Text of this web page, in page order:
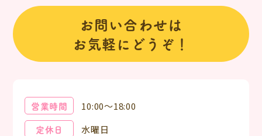
お問い合わせは
お気軽にどうぞ！
営業時間
10:00～18:00
定休日
水曜日